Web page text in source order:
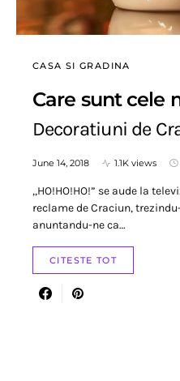
CASA SI GRADINA
Care sunt cele
Decoratiuni de
June 14, 2018 1.1K views
,,HO!HO!HO!” se aude la
reclame de Craciun,
anuntandu-ne ca…
CITESTE TOT